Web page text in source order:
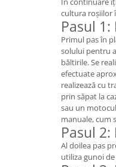
cultura roșiilor
Pasul
Primul pas în
solului pentru
băltirile. Se
efectuate
realizează cu
prin săpat la
sau un
manuale, cum
Pasul
Al doilea pas
utiliza gunoi